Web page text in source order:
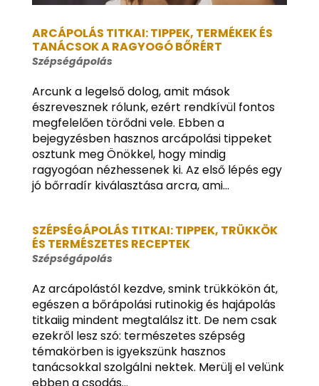
ARCÁPOLÁS TITKAI: TIPPEK, TERMÉKEK ÉS
TANÁCSOK A RAGYOGÓ BŐRÉRT
Szépségápolás
Arcunk a legelső dolog, amit mások
észrevesznek rólunk, ezért rendkívül fontos
megfelelően törődni vele. Ebben a
bejegyzésben hasznos arcápolási tippeket
osztunk meg Önökkel, hogy mindig
ragyogóan nézhessenek ki. Az első lépés egy
jó bőrradír kiválasztása arcra, ami...
SZÉPSÉGÁPOLÁS TITKAI: TIPPEK, TRÜKKÖK
ÉS TERMÉSZETES RECEPTEK
Szépségápolás
Az arcápolástól kezdve, smink trükkökön át,
egészen a bőrápolási rutinokig és hajápolás
titkaiig mindent megtalálsz itt. De nem csak
ezekről lesz szó: természetes szépség
témakörben is igyekszünk hasznos
tanácsokkal szolgálni nektek. Merülj el velünk